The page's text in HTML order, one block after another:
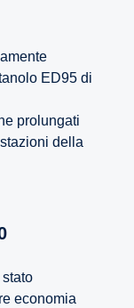
ED95 di
prolungati
della
economia